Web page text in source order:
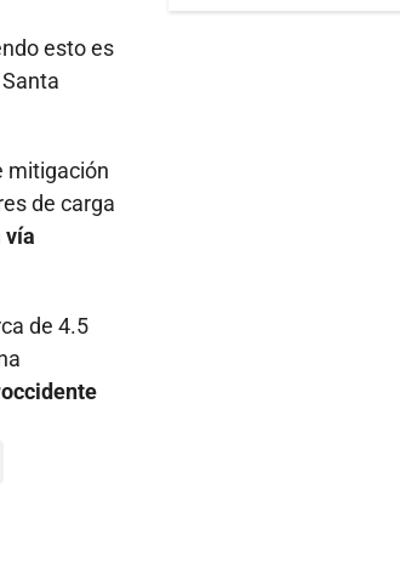
esto es
mitigación
de carga
vía
de 4.5